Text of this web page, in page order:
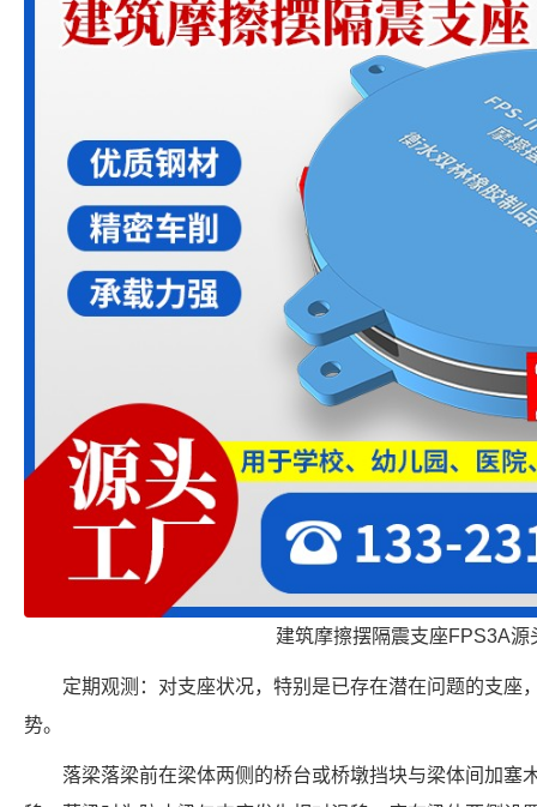
建筑摩擦摆隔震支座FPS3A源
定期观测：对支座状况，特别是已存在潜在问题的支座
势。
落梁落梁前在梁体两侧的桥台或桥墩挡块与梁体间加塞